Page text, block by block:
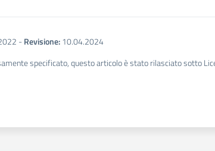
-Revisione:10.04.2024
specificato, questo articolo è stato rilasciato sotto